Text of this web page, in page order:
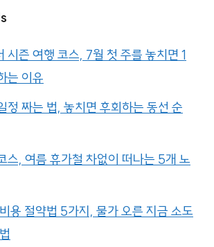
시즌 여행 코스, 7월 첫 주를 놓치면 1
는 이유
정 짜는 법, 놓치면 후회하는 동선 순
스, 여름 휴가철 차없이 떠나는 5개 노
용 절약법 5가지, 물가 오른 지금 소도